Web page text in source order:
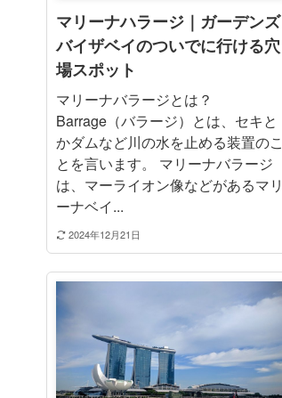
マリーナハラージ｜ガーデンズ
バイザベイのついでに行ける穴
場スポット
マリーナバラージとは？
Barrage（バラージ）とは、セキと
かダムなど川の水を止める装置のこ
とを言います。 マリーナバラージ
は、マーライオン像などがあるマリ
ーナベイ...
2024年12月21日